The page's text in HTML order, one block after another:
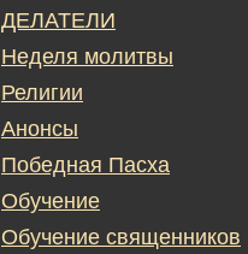
ДЕЛАТЕЛИ
Неделя молитвы
Религии
Анонсы
Победная Пасха
Обучение
Обучение священников